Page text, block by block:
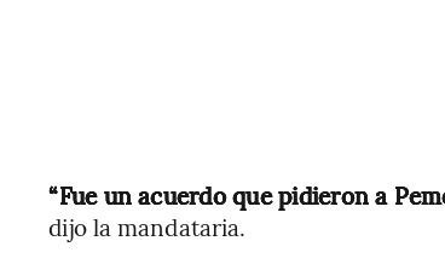
“Fue un acuerdo que pidieron a
dijo la mandataria.